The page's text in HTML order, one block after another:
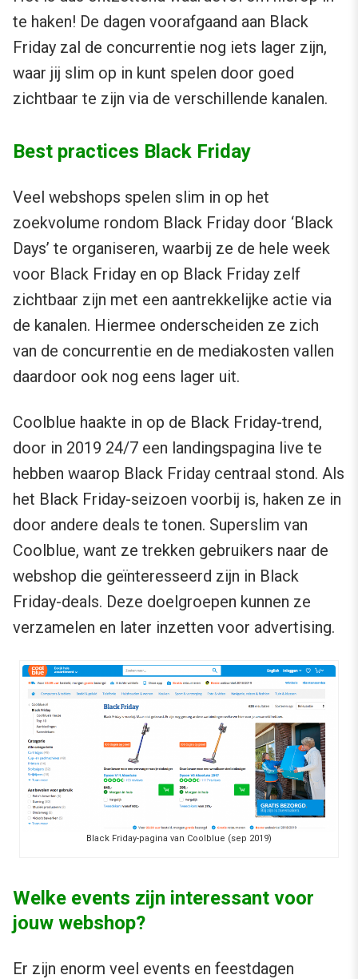
te haken! De dagen voorafgaand aan Black
Friday zal de concurrentie nog iets lager zijn,
waar jij slim op in kunt spelen door goed
zichtbaar te zijn via de verschillende kanalen.
Best practices Black Friday
Veel webshops spelen slim in op het
zoekvolume rondom Black Friday door ‘Black
Days’ te organiseren, waarbij ze de hele week
voor Black Friday en op Black Friday zelf
zichtbaar zijn met een aantrekkelijke actie via
de kanalen. Hiermee onderscheiden ze zich
van de concurrentie en de mediakosten vallen
daardoor ook nog eens lager uit.
Coolblue haakte in op de Black Friday-trend,
door in 2019 24/7 een landingspagina live te
hebben waarop Black Friday centraal stond. Als
het Black Friday-seizoen voorbij is, haken ze in
door andere deals te tonen. Superslim van
Coolblue, want ze trekken gebruikers naar de
webshop die geïnteresseerd zijn in Black
Friday-deals. Deze doelgroepen kunnen ze
verzamelen en later inzetten voor advertising.
Black Friday-pagina van Coolblue (sep 2019)
Welke events zijn interessant voor
jouw webshop?
Er zijn enorm veel events en feestdagen